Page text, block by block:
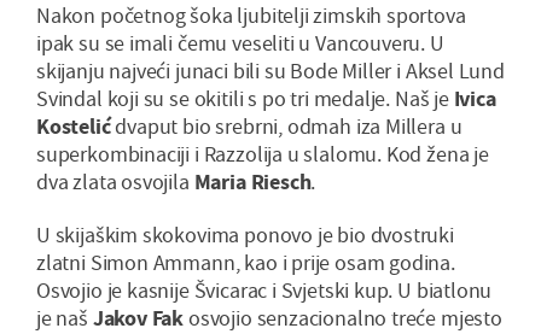
Nakon početnog šoka ljubitelji zimskih sportova
ipak su se imali čemu veseliti u Vancouveru. U
skijanju najveći junaci bili su Bode Miller i Aksel Lund
Svindal koji su se okitili s po tri medalje. Naš jeIvica
Kostelićdvaput bio srebrni, odmah iza Millera u
superkombinaciji i Razzolija u slalomu. Kod žena je
dva zlata osvojila Maria Riesch.
U skijaškim skokovima ponovo je bio dvostruki
zlatni Simon Ammann, kao i prije osam godina.
Osvojio je kasnije Švicarac i Svjetski kup. U biatlonu
je naš Jakov Fakosvojio senzacionalno treće mjesto